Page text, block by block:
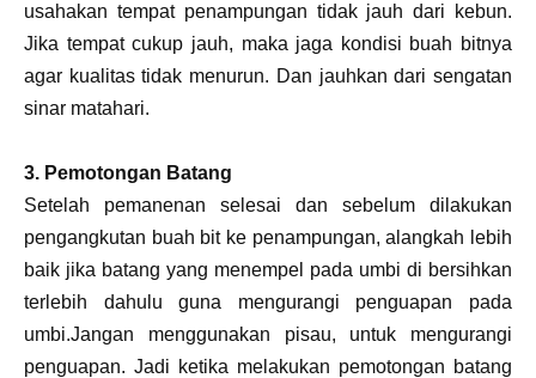
usahakan tempat penampungan tidak jauh dari kebun.
Jika tempat cukup jauh, maka jaga kondisi buah bitnya
agar kualitas tidak menurun. Dan jauhkan dari sengatan
sinar matahari.
3. Pemotongan Batang
Setelah pemanenan selesai dan sebelum dilakukan
pengangkutan buah bit ke penampungan, alangkah lebih
baik jika batang yang menempel pada umbi di bersihkan
terlebih dahulu guna mengurangi penguapan pada
umbi.Jangan menggunakan pisau, untuk mengurangi
penguapan. Jadi ketika melakukan pemotongan batang